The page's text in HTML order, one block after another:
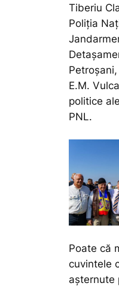
Tiberiu
Poliția
E.M.
politice
PNL.
Poate că
cuvintele
așternute